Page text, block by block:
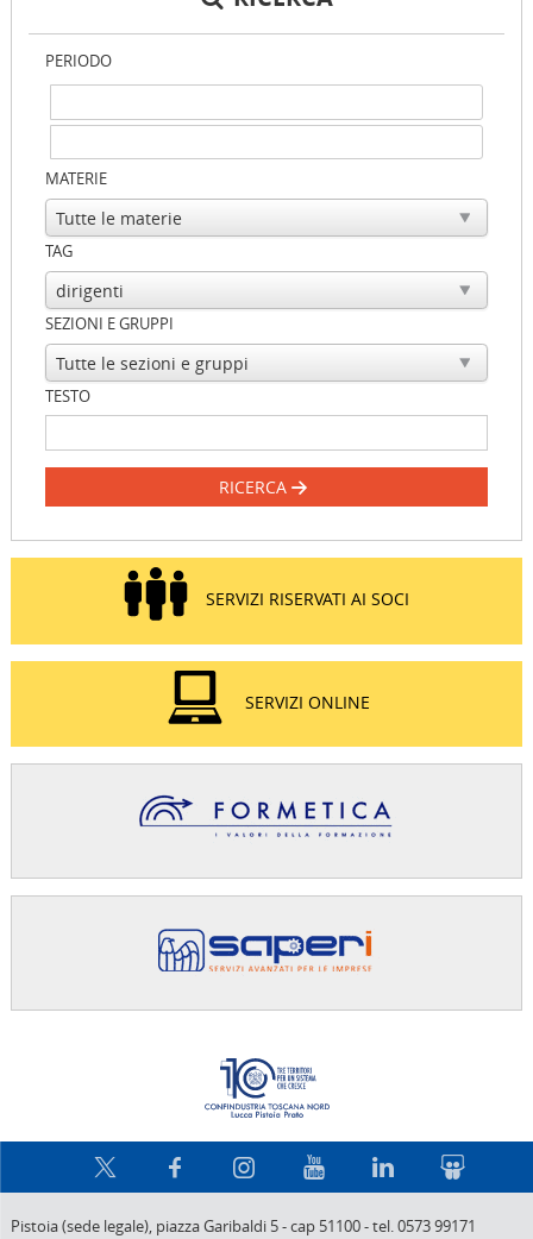
PERIODO
MATERIE
TAG
SEZIONI E GRUPPI
TESTO
RICERCA
SERVIZI RISERVATI AI SOCI
SERVIZI ONLINE
Pistoia (sede legale), piazza Garibaldi 5-cap 51100-tel. 0573 99171